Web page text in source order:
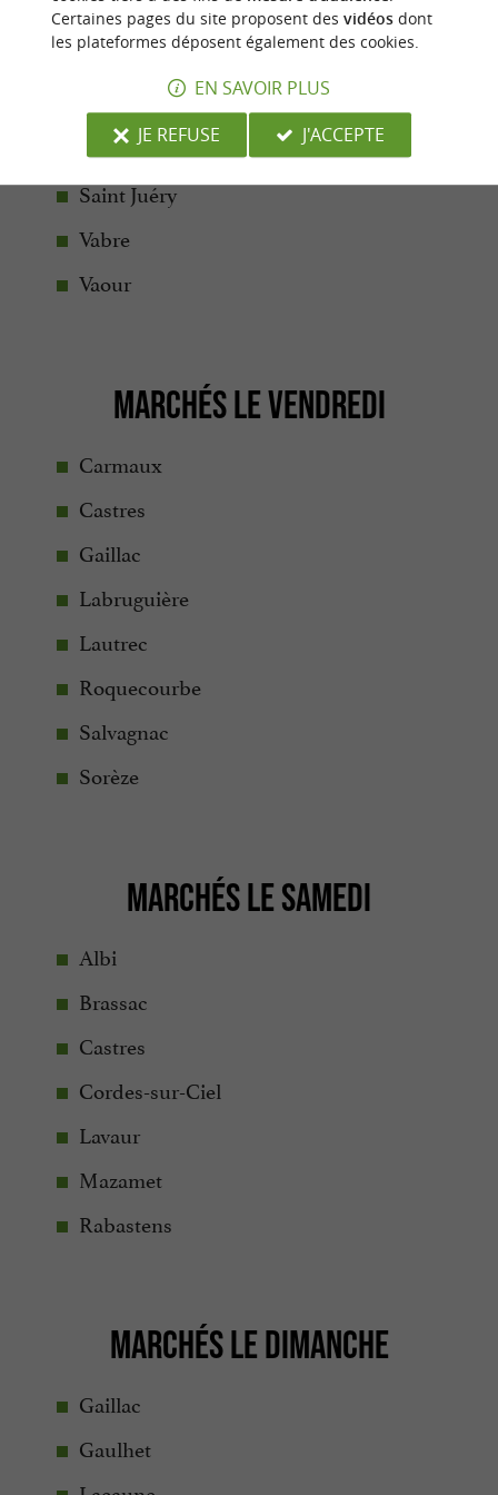
Aussillon
Labastide Rouairoux
Saint Juéry
Vabre
Vaour
MARCHÉS LE VENDREDI
Carmaux
Castres
Gaillac
Labruguière
Lautrec
Roquecourbe
Salvagnac
Sorèze
MARCHÉS LE SAMEDI
Albi
Brassac
Castres
Cordes-sur-Ciel
Lavaur
Mazamet
Rabastens
MARCHÉS LE DIMANCHE
Gaillac
Gaulhet
Certaines pages du site proposent des vidéosdont
les plateformes déposent également des cookies.
EN SAVOIR PLUS
JE REFUSE
J'ACCEPTE